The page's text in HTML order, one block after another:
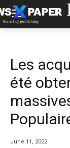
Les
été
June 11, 2022